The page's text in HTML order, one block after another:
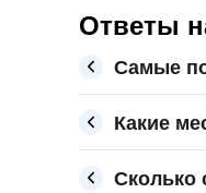
Ответы
Самые
Какие
Сколько